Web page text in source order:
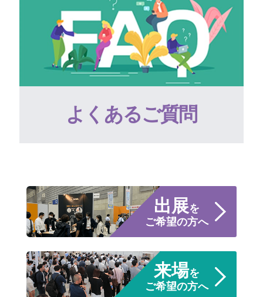
よくあるご質問
出展を
ご希望の方へ
来場を
ご希望の方へ